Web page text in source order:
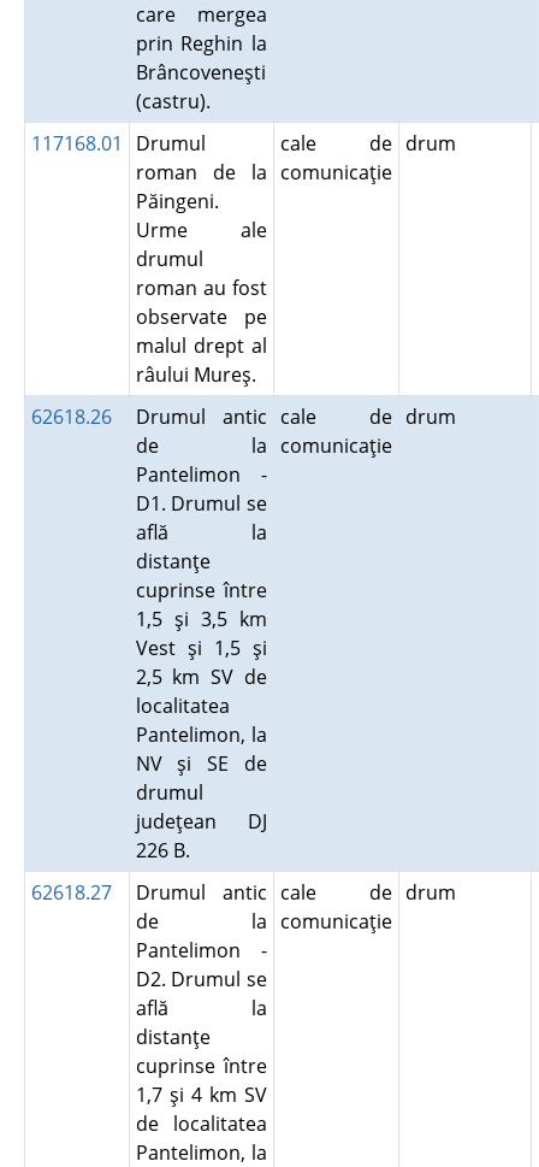
care mergea
prin Reghin la
Brâncoveneşti
(castru).
117168.01
Drumul
roman de la
Păingeni.
Urme ale
drumul
roman au fost
observate pe
malul drept al
râului Mureş.
cale de
comunicaţie
drum
62618.26
Drumul antic
de la
Pantelimon -
D1. Drumul se
află la
distanţe
cuprinse între
1,5 şi 3,5 km
Vest şi 1,5 şi
2,5 km SV de
localitatea
Pantelimon, la
NV şi SE de
drumul
judeţean DJ
226 B.
cale de
comunicaţie
drum
62618.27
Drumul antic
de la
Pantelimon -
D2. Drumul se
află la
distanţe
cuprinse între
1,7 şi 4 km SV
de localitatea
Pantelimon, la
cale de
comunicaţie
drum